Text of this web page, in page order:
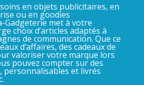
en objets publicitaires, en
ou en goodies
Gadgeterie met à votre
choix d’articles adaptés à
de communication. Que ce
d’affaires, des cadeaux de
valoriser votre marque lors
pouvez compter sur des
personnalisables et livrés